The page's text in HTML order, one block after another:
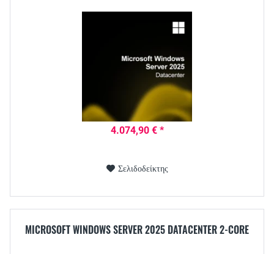
4.074,90 € *
Σελιδοδείκτης
MICROSOFT WINDOWS SERVER 2025 DATACENTER 2-CORE